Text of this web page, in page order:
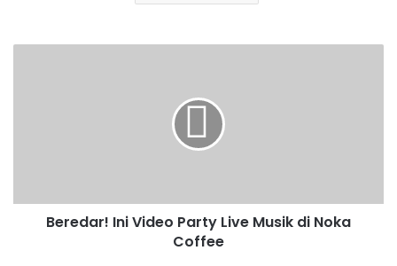
Beredar! Ini Video Party Live Musik di Noka
Coffee